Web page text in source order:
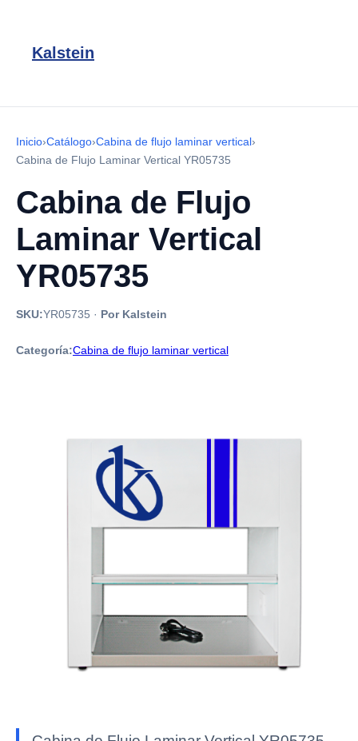
Kalstein
Inicio›Catálogo›Cabina de flujo laminar vertical›
Cabina de Flujo Laminar Vertical YR05735
Cabina de Flujo
Laminar Vertical
YR05735
SKU:YR05735 · Por Kalstein
Categoría:Cabina de flujo laminar vertical